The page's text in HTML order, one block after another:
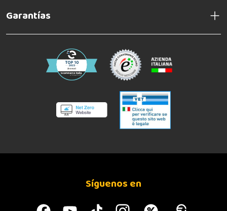
Garantías
Síguenos en